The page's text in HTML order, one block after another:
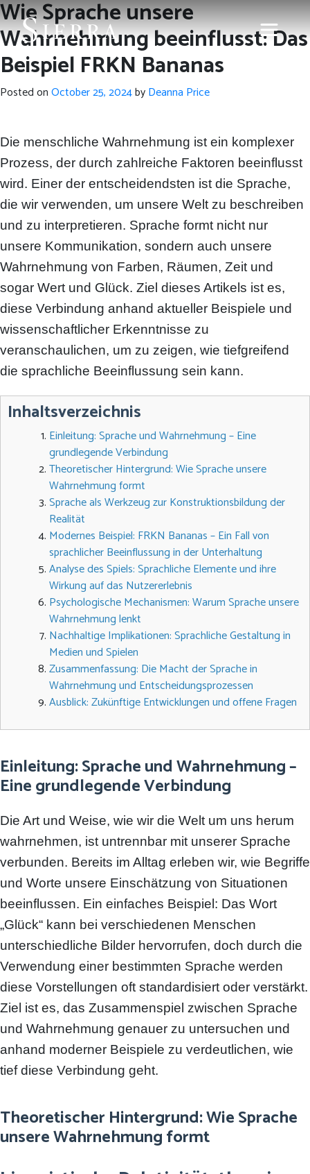
Wie Sprache unsere
Wahrnehmung beeinflusst: Das
Beispiel FRKN Bananas
Posted onOctober 25, 2024byDeanna Price
Die menschliche Wahrnehmung ist ein komplexer
Prozess, der durch zahlreiche Faktoren beeinflusst
wird. Einer der entscheidendsten ist die Sprache,
die wir verwenden, um unsere Welt zu beschreiben
und zu interpretieren. Sprache formt nicht nur
unsere Kommunikation, sondern auch unsere
Wahrnehmung von Farben, Räumen, Zeit und
sogar Wert und Glück. Ziel dieses Artikels ist es,
diese Verbindung anhand aktueller Beispiele und
wissenschaftlicher Erkenntnisse zu
veranschaulichen, um zu zeigen, wie tiefgreifend
die sprachliche Beeinflussung sein kann.
Inhaltsverzeichnis
Einleitung: Sprache und Wahrnehmung – Eine
grundlegende Verbindung
Theoretischer Hintergrund: Wie Sprache unsere
Wahrnehmung formt
Sprache als Werkzeug zur Konstruktionsbildung der
Realität
Modernes Beispiel: FRKN Bananas – Ein Fall von
sprachlicher Beeinflussung in der Unterhaltung
Analyse des Spiels: Sprachliche Elemente und ihre
Wirkung auf das Nutzererlebnis
Psychologische Mechanismen: Warum Sprache unsere
Wahrnehmung lenkt
Nachhaltige Implikationen: Sprachliche Gestaltung in
Medien und Spielen
Zusammenfassung: Die Macht der Sprache in
Wahrnehmung und Entscheidungsprozessen
Ausblick: Zukünftige Entwicklungen und offene Fragen
Einleitung: Sprache und Wahrnehmung –
Eine grundlegende Verbindung
Die Art und Weise, wie wir die Welt um uns herum
wahrnehmen, ist untrennbar mit unserer Sprache
verbunden. Bereits im Alltag erleben wir, wie Begriffe
und Worte unsere Einschätzung von Situationen
beeinflussen. Ein einfaches Beispiel: Das Wort
„Glück“ kann bei verschiedenen Menschen
unterschiedliche Bilder hervorrufen, doch durch die
Verwendung einer bestimmten Sprache werden
diese Vorstellungen oft standardisiert oder verstärkt.
Ziel ist es, das Zusammenspiel zwischen Sprache
und Wahrnehmung genauer zu untersuchen und
anhand moderner Beispiele zu verdeutlichen, wie
tief diese Verbindung geht.
Theoretischer Hintergrund: Wie Sprache
unsere Wahrnehmung formt